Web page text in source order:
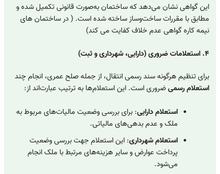
این گواهی نشان می‌دهد که ساختمان به‌صورت قانونی تکمیل شده و
مطابق با مقررات ساخت‌وساز ساخته شده است. ( در ساختمان های
نیمه کاره گواهی عدم خلاف کفایت می کند)
۴. استعلامات ضروری (دارایی، شهرداری و ثبت)
برای تنظیم هرگونه سند رسمی انتقال، از جمله صلح عمری، انجام چند
استعلام رسمیضروری است. این استعلام‌ها به ترتیب عبارت‌اند از:
استعلام دارایی: برای بررسی وضعیت مالیات‌های مربوط به
ملک و عدم بدهی‌های مالیاتی.
استعلام شهرداری: این استعلام جهت بررسی وضعیت
پرداخت عوارض و سایر هزینه‌های مرتبط با ملک انجام
می‌شود.